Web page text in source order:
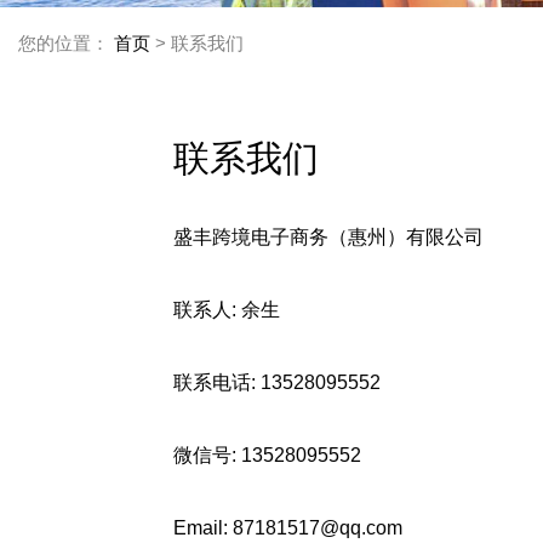
您的位置： 首页 > 联系我们
联系我们
盛丰跨境电子商务（惠州）有限公司
联系人: 余生
联系电话: 13528095552
微信号: 13528095552
Email: 87181517@qq.com